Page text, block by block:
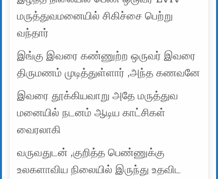
மருத்துவமனையில் சிகிச்சை பெற்று
வந்தார்
இங்கு இவரை கண்ணுற்ற ஒருவர் இவரை
திருமணம் முடித்துள்ளார் ,அந்த கணவனே
இவரை தூக்கியவாறு அதே மருத்துவ
மனையில் நடனம் ஆடிய காட்சிகள்
வைரலாகி
வருவதுடன் ,குறித்த பெண்ணுக்கு
உலகளாவிய நிலையில் இருந்து உதவிட